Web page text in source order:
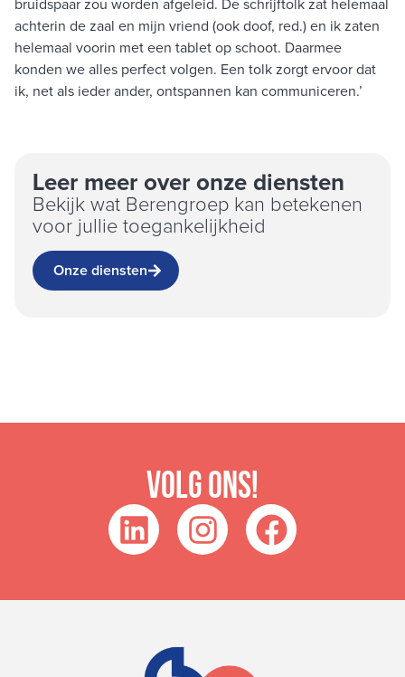
bruidspaar zou worden afgeleid. De schrijftolk zat helemaal
achterin de zaal en mijn vriend (ook doof, red.) en ik zaten
helemaal voorin met een tablet op schoot. Daarmee
konden we alles perfect volgen. Een tolk zorgt ervoor dat
ik, net als ieder ander, ontspannen kan communiceren.’
Leer meer over onze diensten
Bekijk wat Berengroep kan betekenen
voor jullie toegankelijkheid
Onze diensten
Volg ons!